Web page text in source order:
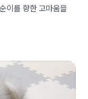
이를 향한 고마움을